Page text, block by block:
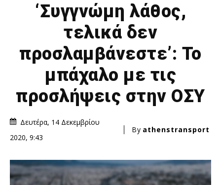
‘Συγγνώμη λάθος,
τελικά δεν
προσλαμβάνεστε’: Το
μπάχαλο με τις
προσλήψεις στην ΟΣΥ
Δευτέρα, 14 Δεκεμβρίου
2020, 9:43
By athenstransport